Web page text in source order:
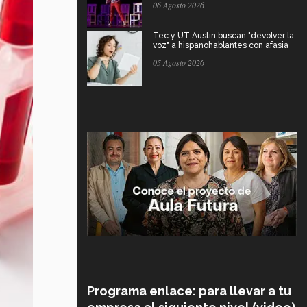
06 Agosto 2026
Tec y UT Austin buscan "devolver la
voz" a hispanohablantes con afasia
05 Agosto 2026
Programa enlace: para llevar a tu